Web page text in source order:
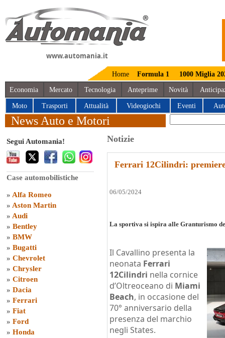
www.automania.it
Home Formula 1 1000 Miglia
Economia Mercato Tecnologia Anteprime Novità
Moto Trasporti Attualità Videogiochi Eventi
News Auto e Motori
Segui Automania!
Case automobilistiche
» Alfa Romeo
» Aston Martin
» Audi
» Bentley
» BMW
» Bugatti
» Chevrolet
» Chrysler
» Citroen
» Dacia
» Ferrari
» Fiat
» Ford
» Honda
Notizie
Ferrari 12Cilindri:
06/05/2024
La sportiva si ispira alle Granturismo
Il Cavallino presenta la
neonata Ferrari
12Cilindri nella cornice
d’Oltreoceano di Miami
Beach, in occasione del
70° anniversario della
presenza del marchio
negli States.